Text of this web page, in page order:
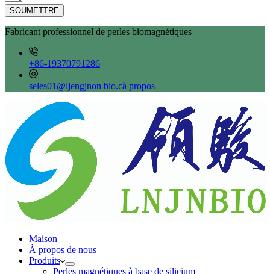
SOUMETTRE
Fabricant professionnel de perles biomagnétiques
+86-19370791286
seles01@ljengjnon bio.cà propos
Maison
À propos de nous
Produits
Perles magnétiques à base de silicium